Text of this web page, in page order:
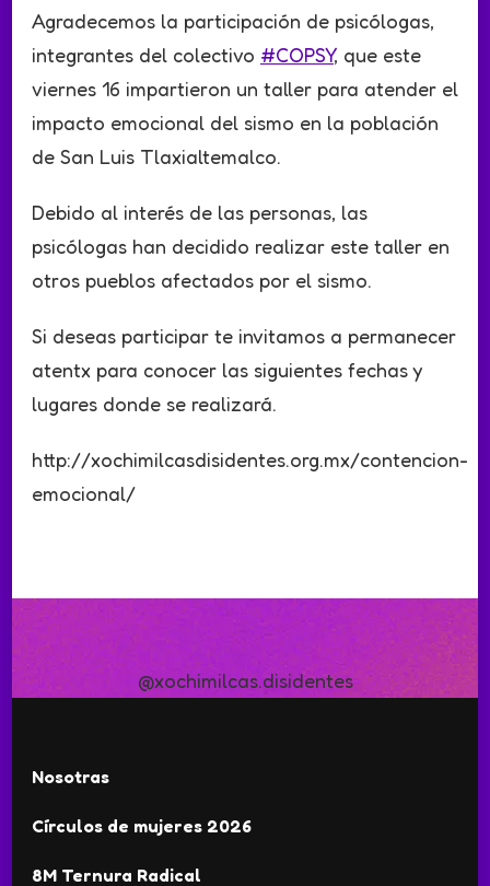
Agradecemos la participación de psicólogas,
integrantes del colectivo #COPSY, que este
viernes 16 impartieron un taller para atender el
impacto emocional del sismo en la población
de San Luis Tlaxialtemalco.
Debido al interés de las personas, las
psicólogas han decidido realizar este taller en
otros pueblos afectados por el sismo.
Si deseas participar te invitamos a permanecer
atentx para conocer las siguientes fechas y
lugares donde se realizará.
http://xochimilcasdisidentes.org.mx/contencion-
emocional/
@xochimilcas.disidentes
Nosotras
Círculos de mujeres 2026
8M Ternura Radical